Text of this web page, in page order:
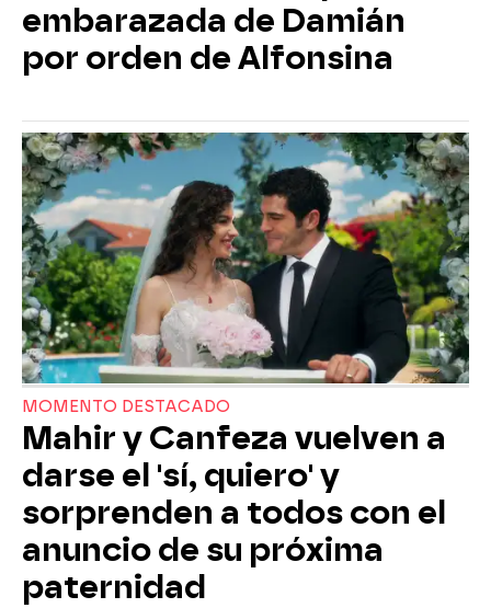
embarazada de Damián
por orden de Alfonsina
MOMENTO DESTACADO
Mahir y Canfeza vuelven a
darse el 'sí, quiero' y
sorprenden a todos con el
anuncio de su próxima
paternidad